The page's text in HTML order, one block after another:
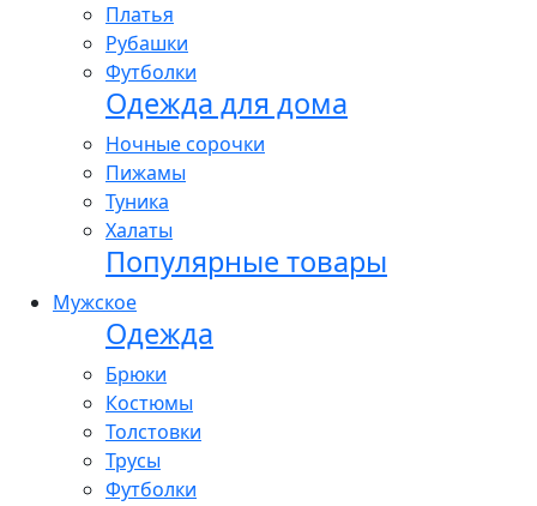
Платья
Рубашки
Футболки
Одежда для дома
Ночные сорочки
Пижамы
Туника
Халаты
Популярные товары
Мужское
Одежда
Брюки
Костюмы
Толстовки
Трусы
Футболки